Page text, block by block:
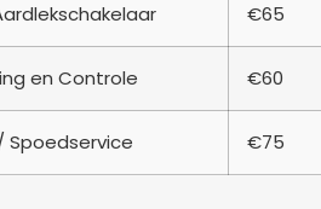
€65
en Controle €60
Spoedservice €75